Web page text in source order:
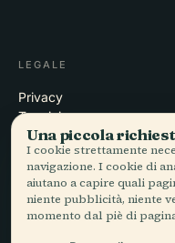
LEGALE
Privacy
Termini
Impostazioni cookie
Elimina account
© 2026 Audiala · Realizzata
Una piccola
I cookie strettamente
navigazione. I cookie di
aiutano a capire quali
niente pubblicità, niente
momento dal piè di